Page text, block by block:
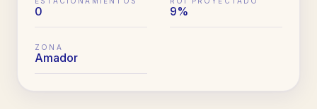
0 9%
ZONA
Amador